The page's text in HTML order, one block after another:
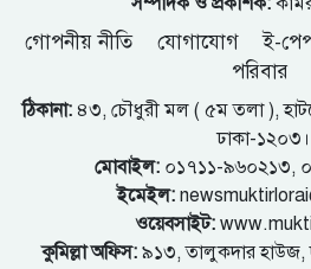
গোপনীয় নীতি যোগাযোগ ই-
পরিবার
ঠিকানা:৪৩, চৌধুরী মল ( ৫ম তলা ),
ঢাকা-১২০৩।
মোবাইল:০১৭১১-৯৬০২১৩,
ইমেইল:
ওয়েবসাইট:
কুমিল্লা অফিস: ৯১৩, তালুকদার হাউজ,